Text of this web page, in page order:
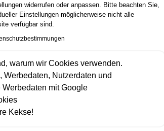
widerrufen oder anpassen. Bitte beachten Sie,
Einstellungen möglicherweise nicht alle
verfügbar sind.
warum wir Cookies verwenden.
Werbedaten, Nutzerdaten und
mit Google
Kekse!